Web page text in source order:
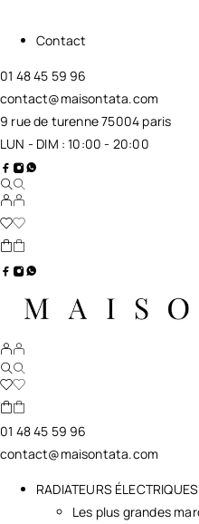
Contact
01 48 45 59 96
contact@maisontata.com
9 rue de turenne 75004 paris
LUN - DIM : 10:00 - 20:00
01 48 45 59 96
contact@maisontata.com
RADIATEURS ÉLECTRIQUES
Les plus grandes